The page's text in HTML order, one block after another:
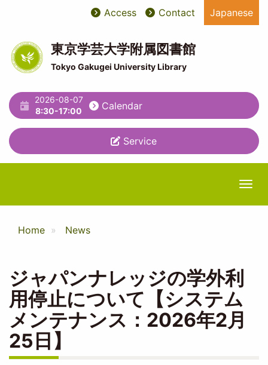
content
User
account
menu
ユ
ー
テ
ィ
リ
テ
ィ
メ
ュ
ー
Access Contact Japanese
東京学芸大学附属図書館
Tokyo Gakugei University Library
2026-08-07
8:30-17:00
Calendar
Service
Home News
ジャパンナレッジの学外利
用停止について【システム
メンテナンス：2026年2月
25日】